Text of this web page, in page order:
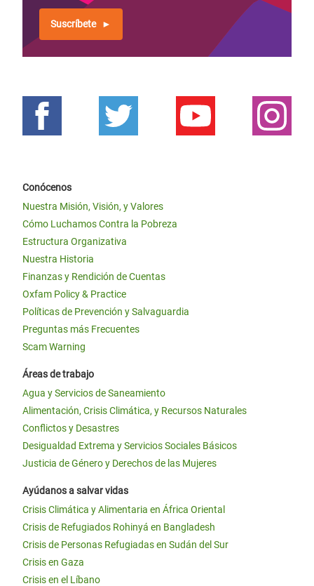
Suscríbete
Conócenos
Nuestra Misión, Visión, y Valores
Cómo Luchamos Contra la Pobreza
Estructura Organizativa
Nuestra Historia
Finanzas y Rendición de Cuentas
Oxfam Policy & Practice
Políticas de Prevención y Salvaguardia
Preguntas más Frecuentes
Scam Warning
Áreas de trabajo
Agua y Servicios de Saneamiento
Alimentación, Crisis Climática, y Recursos Naturales
Conflictos y Desastres
Desigualdad Extrema y Servicios Sociales Básicos
Justicia de Género y Derechos de las Mujeres
Ayúdanos a salvar vidas
Crisis Climática y Alimentaria en África Oriental
Crisis de Refugiados Rohinyá en Bangladesh
Crisis de Personas Refugiadas en Sudán del Sur
Crisis en Gaza
Crisis en el Líbano